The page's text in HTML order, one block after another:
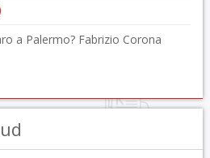
a Palermo? Fabrizio Corona